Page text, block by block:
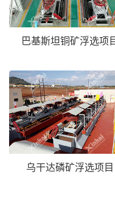
巴基斯坦铜矿浮选项
乌干达磷矿浮选项目